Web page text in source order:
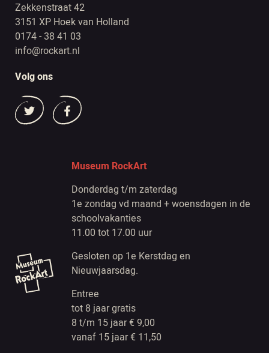
Zekkenstraat 42
3151 XP Hoek van Holland
0174 - 38 41 03
info@rockart.nl
Volg ons
Museum RockArt
Donderdag t/m zaterdag
1e zondag vd maand + woensdagen in de
schoolvakanties
11.00 tot 17.00 uur
Gesloten op 1e Kerstdag en
Nieuwjaarsdag.
Entree
tot 8 jaar gratis
8 t/m 15 jaar € 9,00
vanaf 15 jaar € 11,50